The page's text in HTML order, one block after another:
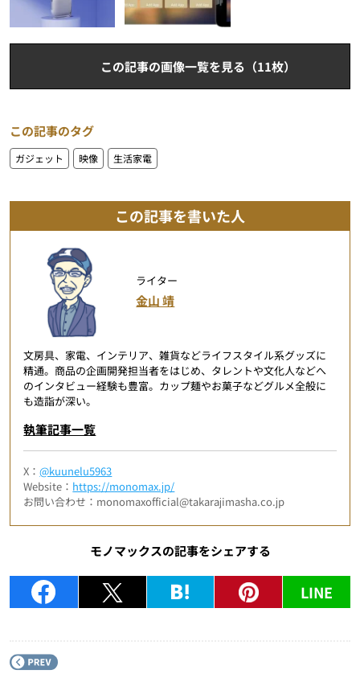
この記事の画像一覧を見る（11枚）
この記事のタグ
ガジェット 映像 生活家電
この記事を書いた人
ライター
金山 靖
文房具、家電、インテリア、雑貨などライフスタイル系グッズに
精通。商品の企画開発担当者をはじめ、タレントや文化人などへ
のインタビュー経験も豊富。カップ麺やお菓子などグルメ全般に
も造詣が深い。
執筆記事一覧
X：@kuunelu5963
Website： https://monomax.jp/
お問い合わせ：monomaxofficial@takarajimasha.co.jp
モノマックスの記事をシェアする
LINE